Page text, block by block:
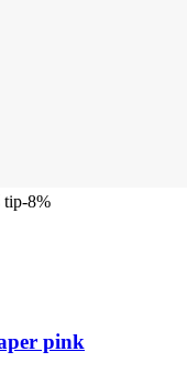
tip-8%
pink